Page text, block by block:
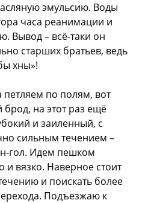
эмульсию. Воды
часа реанимации и
Вывод – всё-таки он
старших братьев, ведь
хны»!
по полям, вот
на этот раз ещё
и заиленный, с
сильным течением –
гол. Идем пешком
и вязко. Наверное стоит
и поискать более
Подъезжаю к